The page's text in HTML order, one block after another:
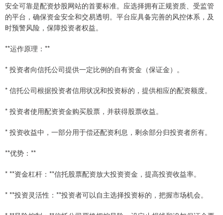
安全可靠是配资炒股网站的首要标准。应选择拥有正规资质、受监管
的平台，确保资金安全和交易透明。平台应具备完善的风控体系，及
时预警风险，保障投资者权益。
**运作原理：**
* 投资者向信托公司提供一定比例的自有资金（保证金）。
* 信托公司根据投资者信用状况和投资标的，提供相应的配资额度。
* 投资者使用配资资金购买股票，并获得股票收益。
* 投资收益中，一部分用于偿还配资利息，剩余部分归投资者所有。
**优势：**
* **资金杠杆：**信托股票配资放大投资资金，提高投资收益率。
* **投资灵活性：**投资者可以自主选择投资标的，把握市场机会。